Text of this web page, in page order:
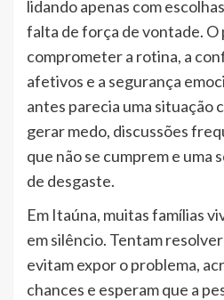
lidando apenas com
falta de força de vontade. O
comprometer a rotina, a
afetivos e a segurança
antes parecia uma situação
gerar medo, discussões
que não se cumprem e uma
de desgaste.
Em Itaúna, muitas famílias
em silêncio. Tentam
evitam expor o problema,
chances e esperam que a